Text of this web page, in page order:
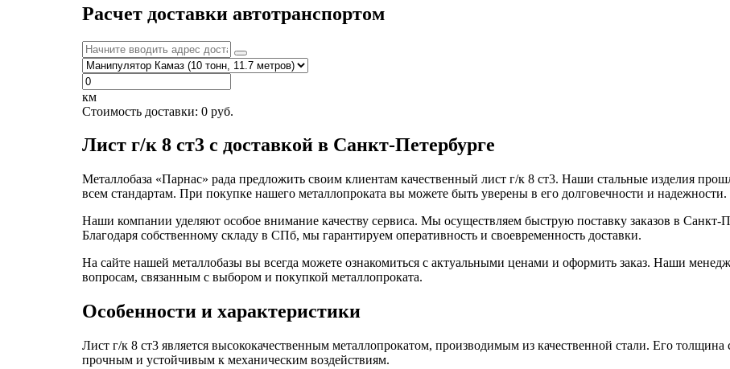
Расчет доставки автотранспортом
км
Стоимость доставки: 0 руб.
Лист г/к 8 ст3 с доставкой в Санкт-Петербурге
Металлобаза «Парнас» рада предложить своим клиентам качественный лист г/к 8 ст3. Наши стальные изделия
всем стандартам. При покупке нашего металлопроката вы можете быть уверены в его долговечности и надежности.
Наши компании уделяют особое внимание качеству сервиса. Мы осуществляем быструю поставку заказов в Санкт-
Благодаря собственному складу в СПб, мы гарантируем оперативность и своевременность доставки.
На сайте нашей металлобазы вы всегда можете ознакомиться с актуальными ценами и оформить заказ. Наши
вопросам, связанным с выбором и покупкой металлопроката.
Особенности и характеристики
Лист г/к 8 ст3 является высококачественным металлопрокатом, производимым из качественной стали. Его толщина
прочным и устойчивым к механическим воздействиям.